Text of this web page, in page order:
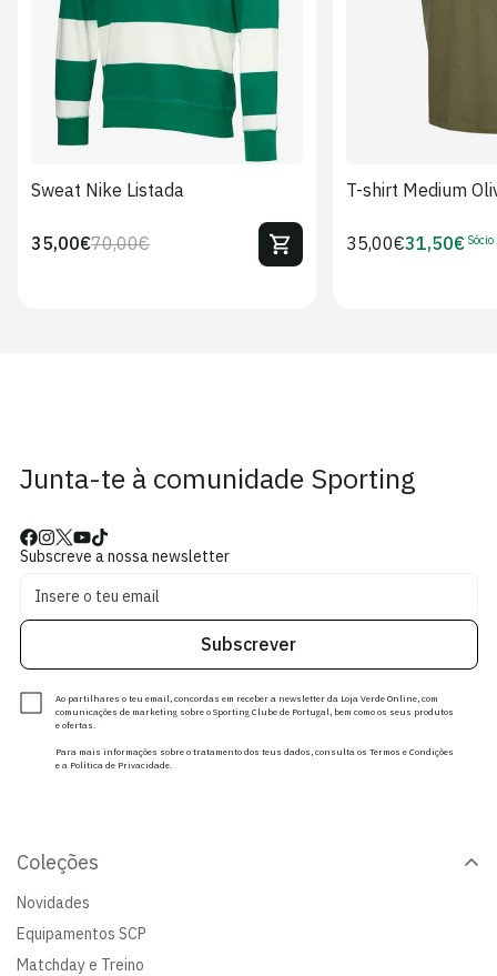
Sweat Nike Listada
Preço
70,00€Preço
35,00€
T-shirt Medium
Preço
35,00€Preço
31,50€ Sócio
Junta-te à comunidade Sporting
Subscreve a nossa newsletter
Subscrever
Ao partilhares o teu email, concordas em receber a newsletter da Loja Verde Online, com
comunicações de marketing sobre o Sporting Clube de Portugal, bem como os seus produtos
e ofertas.
Para mais informações sobre o tratamento dos teus dados, consulta os Termos e Condições
e a Política de Privacidade.
Coleções
Novidades
Equipamentos SCP
Matchday e Treino